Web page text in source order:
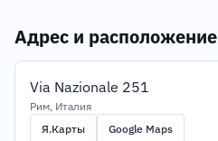
Адрес и расположение
Via Nazionale 251
Рим, Италия
Я.Карты
Google Maps